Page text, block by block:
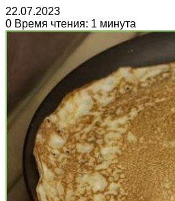
22.07.2023
0 Время чтения: 1 минута